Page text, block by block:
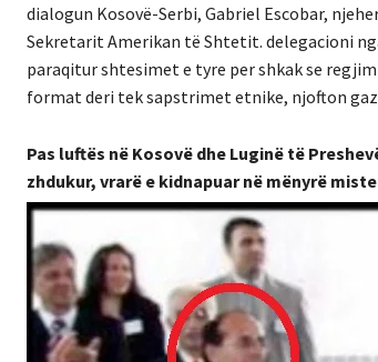
dialogun Kosovë-Serbi, Gabriel Escobar,
Sekretarit Amerikan të Shtetit. delegacioni
paraqitur shtesimet e tyre per shkak se
format deri tek sapstrimet etnike, njofton
Pas luftës në Kosovë dhe Luginë të
zhdukur, vrarë e kidnapuar në mënyrë